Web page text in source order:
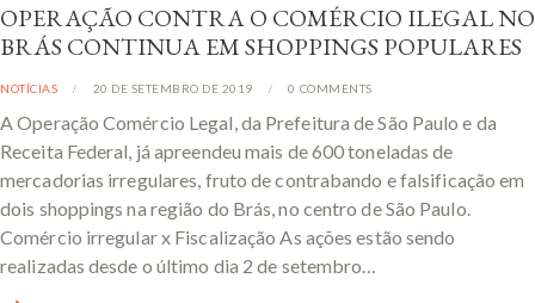
OPERAÇÃO CONTRA O COMÉRCIO ILEGAL NO
BRÁS CONTINUA EM SHOPPINGS POPULARES
NOTÍCIAS 20 DE SETEMBRO DE 2019 0 COMMENTS
A Operação Comércio Legal, da Prefeitura de São Paulo e da
Receita Federal, já apreendeu mais de 600 toneladas de
mercadorias irregulares, fruto de contrabando e falsificação em
dois shoppings na região do Brás, no centro de São Paulo.
Comércio irregular x Fiscalização As ações estão sendo
realizadas desde o último dia 2 de setembro…